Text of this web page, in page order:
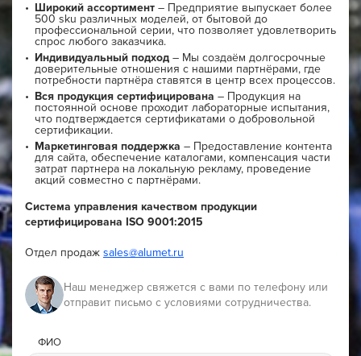
Широкий ассортимент – Предприятие выпускает более
500 sku различных моделей, от бытовой до
профессиональной серии, что позволяет удовлетворить
спрос любого заказчика.
Индивидуальный подход – Мы создаём долгосрочные
доверительные отношения с нашими партнёрами, где
потребности партнёра ставятся в центр всех процессов.
Вся продукция сертифицирована – Продукция на
постоянной основе проходит лабораторные испытания,
что подтверждается сертификатами о добровольной
сертификации.
Маркетинговая поддержка – Предоставление контента
для сайта, обеспечение каталогами, компенсация части
затрат партнера на локальную рекламу, проведение
акций совместно с партнёрами.
Система управления качеством продукции
сертифицирована ISO 9001:2015
Отдел продаж sales@alumet.ru
Наш менеджер свяжется с вами по телефону или
отправит письмо с условиями сотрудничества.
ФИО